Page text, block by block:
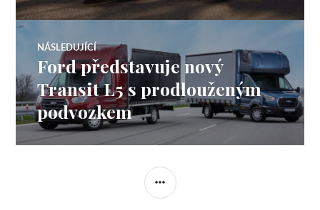
příspěvek
NÁSLEDUJÍCÍ
Následující
příspěvek:
Ford představuje nový
Transit L5 s prodlouženým
podvozkem
POSTRANNÍ